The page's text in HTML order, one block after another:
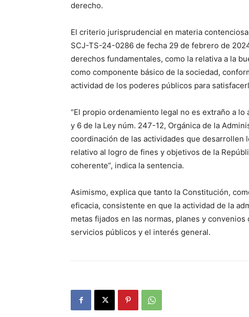
derecho.
El criterio jurisprudencial en materia
SCJ-TS-24-0286 de fecha 29 de febrero de
derechos fundamentales, como la relativa a la
como componente básico de la sociedad,
actividad de los poderes públicos para
“El propio ordenamiento legal no es extraño a
y 6 de la Ley núm. 247-12, Orgánica de la
coordinación de las actividades que desarrollen
relativo al logro de fines y objetivos de la
coherente”, indica la sentencia.
Asimismo, explica que tanto la Constitución,
eficacia, consistente en que la actividad de la
metas fijados en las normas, planes y
servicios públicos y el interés general.